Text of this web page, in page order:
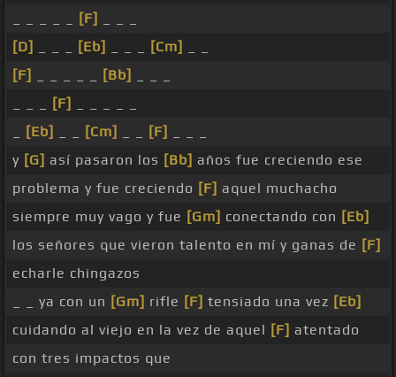
[F]
[D]
[Eb] [Cm]
[F]
[Bb]
[F]
[Eb] [Cm] [F]
y [G] así pasaron los [Bb] años fue creciendo ese
problema y fue creciendo [F] aquel muchacho
siempre muy vago y fue [Gm] conectando con [Eb]
los señores que vieron talento en mí y ganas de [F]
echarle chingazos
_ _ ya con un [Gm] rifle [F] tensiado una vez [Eb]
cuidando al viejo en la vez de aquel [F] atentado
con tres impactos que